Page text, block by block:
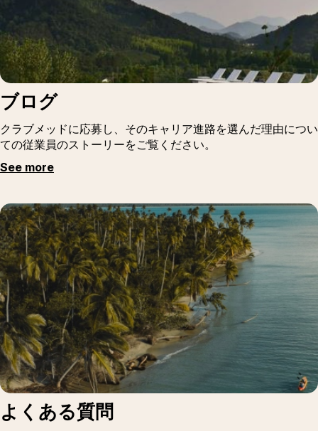
ブログ
クラブメッドに応募し、そのキャリア進路を選んだ理由につい
ての従業員のストーリーをご覧ください。
See more
よくある質問